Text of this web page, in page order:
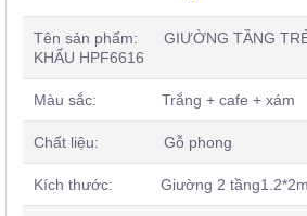
Tên sản phẩm: GIƯỜNG TẦNG TRẺ
KHẨU HPF6616
Màu sắc: Trắng + cafe + xám
Chất liệu: Gỗ phong
Kích thước: Giường 2